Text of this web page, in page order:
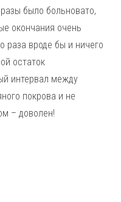
было больновато,
окончания очень
раза вроде бы и ничего
остаток
интервал между
покрова и не
– доволен!